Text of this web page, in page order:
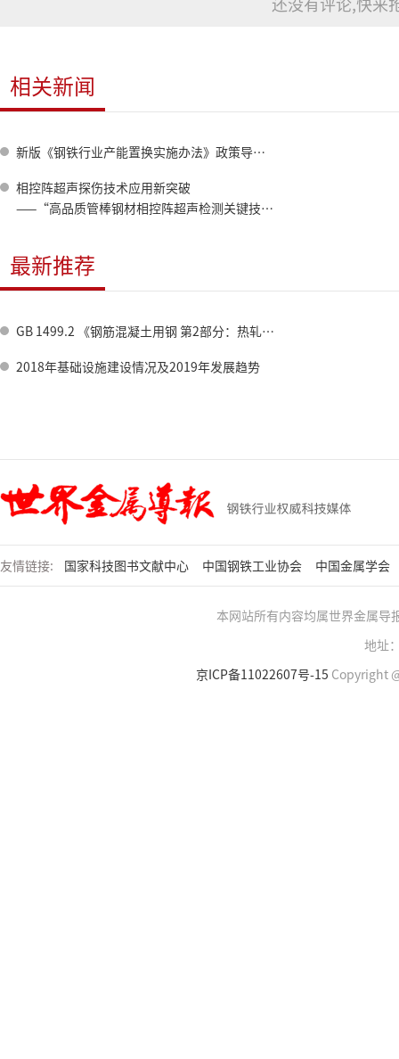
还没有评论,快来
相关新闻
新版《钢铁行业产能置换实施办法》政策导向与变化分析
相控阵超声探伤技术应用新突破
——“高品质管棒钢材相控阵超声检测关键技术及应用”科技成果评价会暨产品首发仪式举办
最新推荐
GB 1499.2 《钢筋混凝土用钢 第2部分：热轧带肋钢筋》标准修订情况
2018年基础设施建设情况及2019年发展趋势
友情链接: 国家科技图书文献中心 中国钢铁工业协会 中国金属学会
本网站所有内容均属世界金属导
地址
京ICP备11022607号-15 Copyright